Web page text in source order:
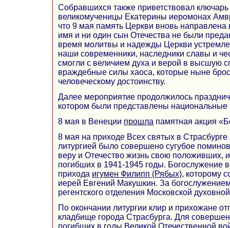
Собравшихся также приветствовал
великомученицы Екатерины иеромонах
что 9 мая память Церкви вновь
имя и ни один сын Отечества не были
время молитвы и надежды Церкви
наши современники, наследники славы и
смогли с величием духа и верой в высшую
враждебные силы хаоса, которые ныне
человеческому достоинству.
Далее мероприятие продолжилось
котором были представлены
8 мая в Венеции прошла памятная акция
8 мая на приходе Всех святых в
литургией было совершено сугубое
веру и Отечество жизнь свою положивших, и
погибших в 1941-1945 годы. Богослужение
прихода игумен Филипп (Рябых), которому
иерей Евгений Макушкин. За
регентского отделения Московской
По окончании литургии клир и прихожане
кладбище города Страсбурга. Для
погибших в годы Великой Отечественной